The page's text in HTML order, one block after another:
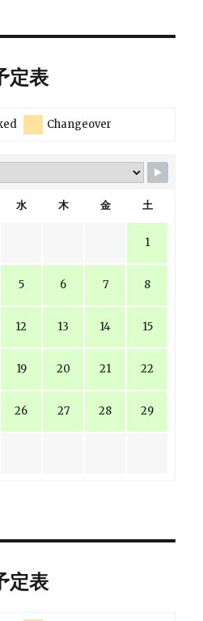
表
Changeover
水 木 金 土
1
5 6 7 8
12 13 14 15
19 20 21 22
26 27 28 29
表